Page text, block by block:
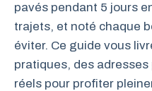
pavés pendant 5 jours
trajets, et noté chaque
éviter. Ce guide vous
pratiques, des
réels pour profiter